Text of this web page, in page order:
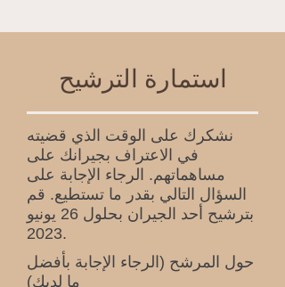
استمارة الترشيح
نشكرك على الوقت الذي قضيته
في الاعتراف بجيرانك على
مساهماتهم. الرجاء الإجابة على
السؤال التالي بقدر ما تستطيع. قم
بترشيح أحد الجيران بحلول 26 يونيو
2023.
حول المرشح (الرجاء الإجابة بأفضل
ما لديك)